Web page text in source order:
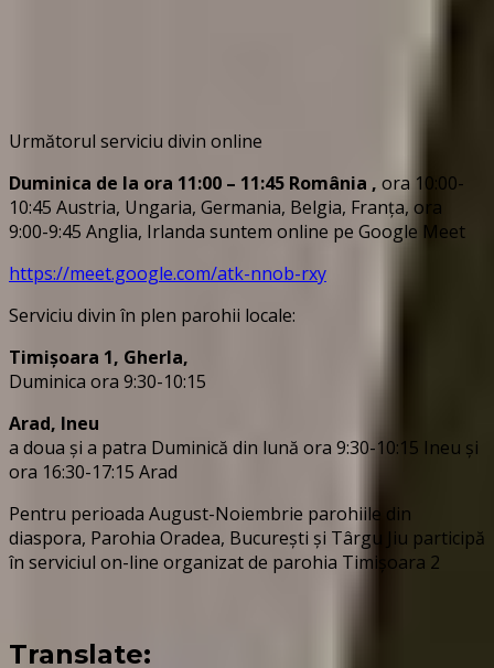
Următorul serviciu divin online
Duminica de la ora 11:00 – 11:45 România , ora 10:00-
10:45 Austria, Ungaria, Germania, Belgia, Franța, ora
9:00-9:45 Anglia, Irlanda suntem online pe Google Meet
https://meet.google.com/atk-nnob-rxy
Serviciu divin în plen parohii locale:
Timișoara 1, Gherla,
Duminica ora 9:30-10:15
Arad, Ineu
a doua și a patra Duminică din lună ora 9:30-10:15 Ineu și
ora 16:30-17:15 Arad
Pentru perioada August-Noiembrie parohiile din
diaspora, Parohia Oradea, București și Târgu Jiu participă
în serviciul on-line organizat de parohia Timișoara 2
Translate: